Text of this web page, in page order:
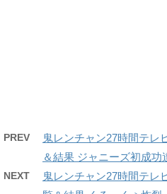
PREV
鬼レンチャン27時間テレ
＆結果 ジャニーズ初成功
NEXT
鬼レンチャン27時間テレ